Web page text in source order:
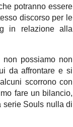
potranno essere
discorso per le
in relazione alla
possiamo non
da affrontare e si
scorrono con
fare un bilancio,
serie Souls nulla di